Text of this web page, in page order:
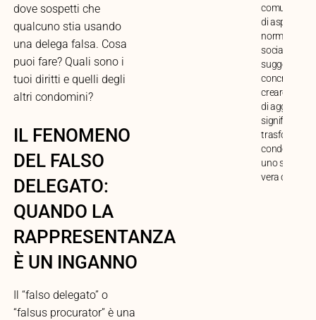
dove sospetti che
qualcuno stia usando
una delega falsa. Cosa
puoi fare? Quali sono i
tuoi diritti e quelli degli
altri condomini?
IL FENOMENO
DEL FALSO
DELEGATO:
QUANDO LA
RAPPRESENTANZA
È UN INGANNO
Il “falso delegato” o
“falsus procurator” è una
comunità.
di aspetti
normativi e
sociali, con
suggerimenti
concreti per
creare
di
significativi e
trasformare il
condominio
uno spazio di
vera